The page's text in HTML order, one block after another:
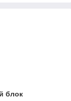
блок